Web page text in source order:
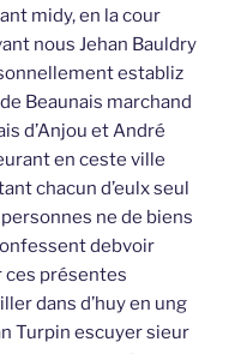
midy, en la cour
nous Jehan Bauldry
establiz
Beaunais marchand
d’Anjou et André
en ceste ville
chacun d’eulx seul
ne de biens
debvoir
présentes
dans d’huy en ung
Turpin escuyer sieur